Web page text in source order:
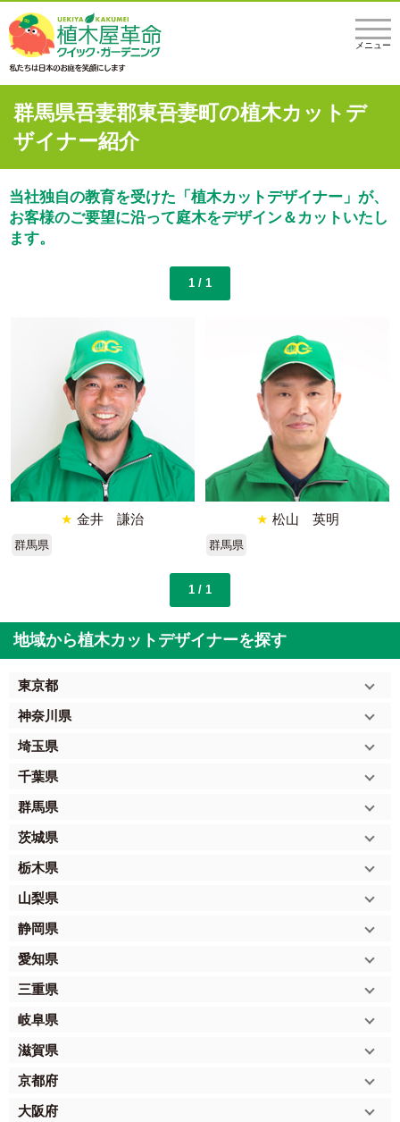
メニュー
群馬県吾妻郡東吾妻町の植木カットデ
ザイナー紹介
当社独自の教育を受けた「植木カットデザイナー」が、
お客様のご要望に沿って庭木をデザイン＆カットいたし
ます。
1 / 1
★ 金井 謙治
群馬県
★ 松山 英明
群馬県
1 / 1
地域から植木カットデザイナーを探す
東京都
神奈川県
埼玉県
千葉県
群馬県
茨城県
栃木県
山梨県
静岡県
愛知県
三重県
岐阜県
滋賀県
京都府
大阪府